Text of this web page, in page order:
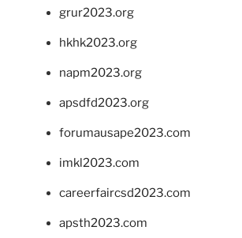
grur2023.org
hkhk2023.org
napm2023.org
apsdfd2023.org
forumausape2023.com
imkl2023.com
careerfaircsd2023.com
apsth2023.com